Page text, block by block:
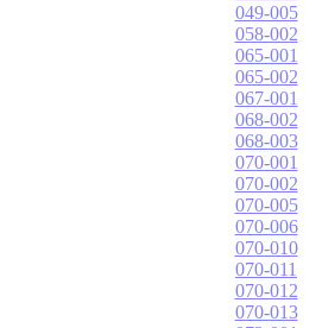
049-005
058-002
065-001
065-002
067-001
068-002
068-003
070-001
070-002
070-005
070-006
070-010
070-011
070-012
070-013